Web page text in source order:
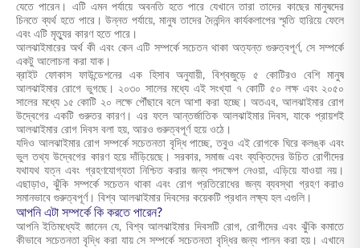
যেতে পারেন। এটি এমন পর্যায়ে অবনতি হতে পারে যেখানে তারা তাদের কাছের মানুষদের
চিনতে ব্যর্থ হতে পারে। উন্নত পর্যায়ে, মানুষ তাদের দৈনন্দিন কার্যকলাপের স্মৃতি হারিয়ে ফেলে
এবং এটি মৃত্যুর কারণ হতে পারে।
আলঝাইমারের অর্থ কী এবং কেন এটি সম্পর্কে সচেতন থাকা অত্যন্ত গুরুত্বপূর্ণ, সে সম্পর্কে
একটু আলোচনা করা যাক।
ব্রাইট ফোকাস ফাউন্ডেশনের এক হিসাব অনুযায়ী, বিশ্বজুড়ে ৫ কোটিরও বেশি মানুষ
আলঝাইমার রোগে ভুগছে। ২০৩০ সালের মধ্যে এই সংখ্যা ৭ কোটি ৫০ লক্ষ এবং ২০৫০
সালের মধ্যে ১৫ কোটি ২০ লক্ষে পৌঁছাবে বলে আশা করা হচ্ছে। অতএব, আলঝাইমার রোগ
উদ্বেগের একটি গুরুতর কারণ। এর ফলে আন্তর্জাতিক আলঝাইমার দিবস, যাকে প্রায়শই
আলঝাইমার রোগ দিবস বলা হয়, আরও গুরুত্বপূর্ণ হয়ে ওঠে।
যদিও আলঝাইমার রোগ সম্পর্কে সচেতনতা বৃদ্ধি পাচ্ছে, তবুও এই রোগকে ঘিরে কলঙ্ক এবং
ভুল তথ্য উদ্বেগের কারণ হয়ে দাঁড়িয়েছে। সরকার, সমাজ এবং ব্যক্তিদের উচিত রোগীদের
যথাযথ যত্ন এবং গ্রহণযোগ্যতা নিশ্চিত করার জন্য পদক্ষেপ নেওয়া, এড়িয়ে যাওয়া নয়।
এছাড়াও, ঝুঁকি সম্পর্কে সচেতন থাকা এবং রোগ প্রতিরোধের জন্য ব্যবস্থা গ্রহণ করাও
সমানভাবে গুরুত্বপূর্ণ। বিশ্ব আলঝাইমার দিবসের কয়েকটি প্রধান লক্ষ্য হল এগুলি।
আপনি এটা সম্পর্কে কি করতে পারেন?
আপনি ইতিমধ্যেই জানেন যে, বিশ্ব আলঝাইমার দিবসটি রোগ, রোগীদের এবং ঝুঁকি কমাতে
কীভাবে সচেতনতা বৃদ্ধি করা যায় সে সম্পর্কে সচেতনতা বৃদ্ধির জন্য পালন করা হয়। এখানে